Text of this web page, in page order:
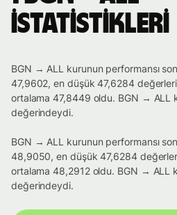
istatistikleri
BGN → ALL kurunun performansı
47,9602, en düşük 47,6284
ortalama 47,8449 oldu. BGN → ALL
değerindeydi.
BGN → ALL kurunun performansı
48,9050, en düşük 47,6284
ortalama 48,2912 oldu. BGN → ALL
değerindeydi.